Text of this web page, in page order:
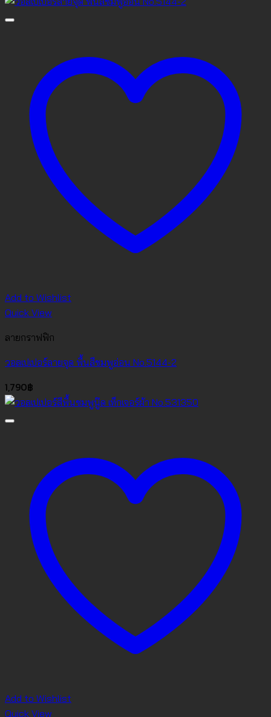
Add to Wishlist
Quick View
ลายกราฟฟิก
วอลเปเปอร์ลายจุด พื้นสีชมพูอ่อน No.5144-2
1,790฿
Add to Wishlist
Quick View